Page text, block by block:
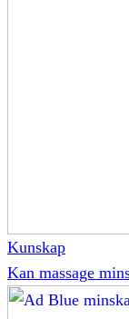
Kunskap
Kan massage